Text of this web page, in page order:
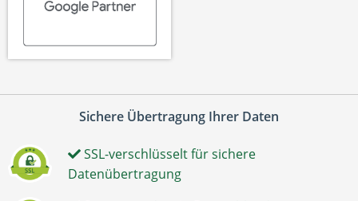
Sichere Übertragung Ihrer Daten
SSL-verschlüsselt für sichere
Datenübertragung